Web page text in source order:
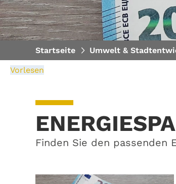
Startseite Umwelt &
Vorlesen
Finden Sie den passenden